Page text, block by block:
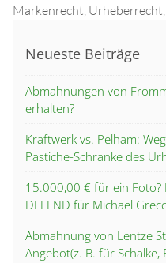
Markenrecht, Urheberrecht,
Neueste Beiträge
Abmahnungen von
erhalten?
Kraftwerk vs. Pelham:
Pastiche-Schranke des
15.000,00 € für ein Foto?
DEFEND für Michael
Abmahnung von Lentze
Angebot(z. B. für Schalke,